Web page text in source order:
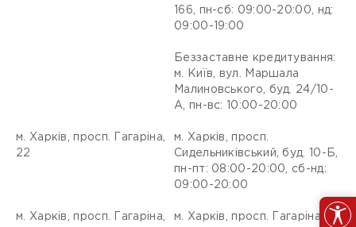
166, пн-сб: 09:00-20:00, нд:
09:00-19:00
Беззаставне кредитування:
м. Київ, вул. Маршала
Малиновського, буд. 24/10-
А, пн-вс: 10:00-20:00
м. Харків, просп. Гагаріна,
22
м. Харків, просп.
Сидельниківський, буд. 10-Б,
пн-пт: 08:00-20:00, сб-нд:
09:00-20:00
м. Харків, просп. Гагаріна,
м. Харків, просп. Гагаріна,